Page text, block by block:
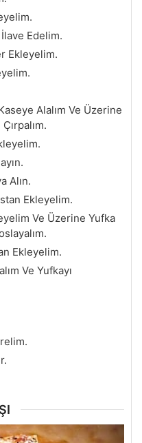
İlave Edelim.
Ekleyelim.
Alalım Ve Üzerine
Alın.
Ekleyelim.
Ve Üzerine Yufka
Ekleyelim.
Ve Yufkayı